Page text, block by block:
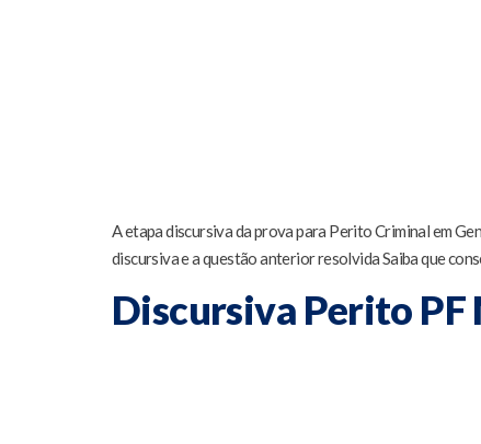
A etapa discursiva da prova para Perito Criminal em
discursiva e a questão anterior resolvida Saiba que
Discursiva Perito